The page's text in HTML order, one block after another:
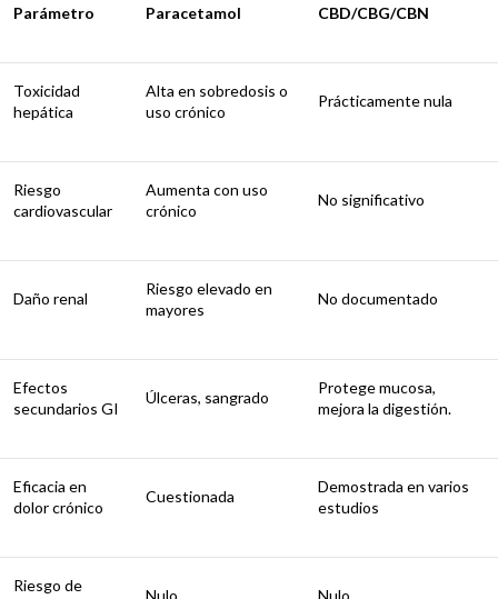
Parámetro Paracetamol CBD/CBG/CBN
Toxicidad
hepática
Alta en sobredosis o
uso crónico
Prácticamente nula
Riesgo
cardiovascular
Aumenta con uso
crónico
No significativo
Daño renal
Riesgo elevado en
mayores
No documentado
Efectos
secundarios GI
Úlceras, sangrado
Protege mucosa,
mejora la digestión.
Eficacia en
dolor crónico
Cuestionada
Demostrada en varios
estudios
Riesgo de
Nulo Nulo